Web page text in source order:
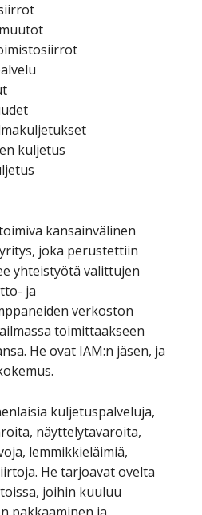
kuljetus
kansainvälinen
joka perustettiin
yhteistyötä valittujen
ja
verkoston
toimittaakseen
He ovat IAM:n jäsen, ja
kuljetuspalveluja,
näyttelytavaroita,
lemmikkieläimiä,
He tarjoavat ovelta
joihin kuuluu